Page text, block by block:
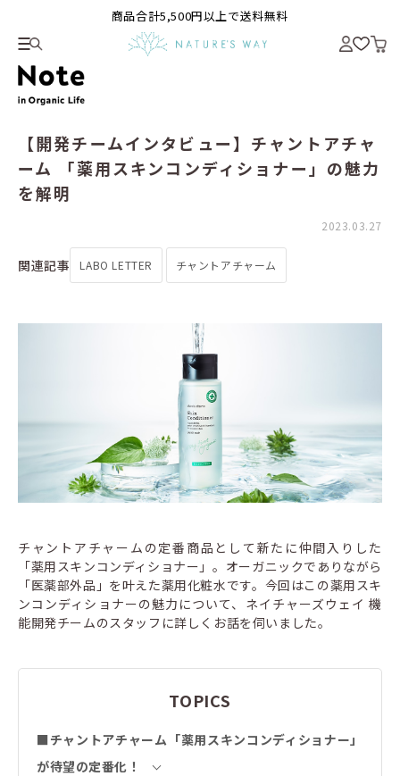
商品合計5,500円以上で送料無料
【開発チームインタビュー】チャントアチャ
ーム 「薬用スキンコンディショナー」の魅力
を解明
2023.03.27
関連記事 LABO LETTER チャントアチャーム
チャントアチャームの定番商品として新たに仲間入りした
「薬用スキンコンディショナー」。オーガニックでありながら
「医薬部外品」を叶えた薬用化粧水です。今回はこの薬用スキ
ンコンディショナーの魅力について、ネイチャーズウェイ 機
能開発チームのスタッフに詳しくお話を伺いました。
TOPICS
■チャントアチャーム「薬用スキンコンディショナー」
が待望の定番化！